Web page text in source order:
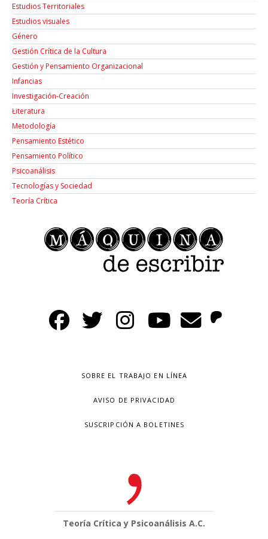
Estudios Territoriales
Estudios visuales
Género
Gestión Crítica de la Cultura
Gestión y Pensamiento Organizacional
Infancias
Investigación-Creación
Łiteratura
Metodología
Pensamiento Estético
Pensamiento Político
Psicoanálisis
Tecnologías y Sociedad
Teoría Crítica
SOBRE EL TRABAJO EN LÍNEA
AVISO DE PRIVACIDAD
SUSCRIPCIÓN A BOLETINES
Teoría Crítica y Psicoanálisis A.C.